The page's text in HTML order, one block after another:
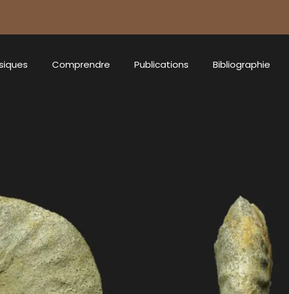
Comprendre Publications Bibliographie